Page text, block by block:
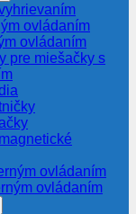
ovládaním
ovládaním
pre miešačky s
ovládaním
ovládaním